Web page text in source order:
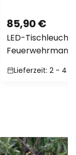
85,90 €
LED-
Lieferzeit: 2 - 4